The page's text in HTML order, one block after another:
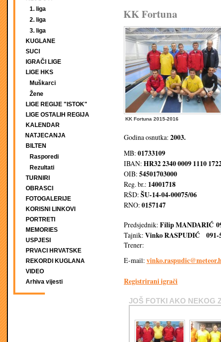
1. liga
2. liga
3. liga
KUGLANE
SUCI
IGRAČI LIGE
LIGE HKS
Muškarci
Žene
LIGE REGIJE "ISTOK"
LIGE OSTALIH REGIJA
KALENDAR
NATJECANJA
BILTEN
Rasporedi
Rezultati
TURNIRI
OBRASCI
FOTOGALERIJE
KORISNI LINKOVI
PORTRETI
MEMORIES
USPJESI
PRVACI HRVATSKE
REKORDI KUGLANA
VIDEO
Arhiva vijesti
KK Fortuna
KK Fortuna 2015-2016
Godina osnutka: 2003.
MB: 01733109
IBAN: HR32 2340 0009 1110
OIB: 54501703000
Reg. br.: 14001718
RŠD: ŠU-14-04-00075/06
RNO: 0157147
Predsjednik: Filip MANDARIĆ
Tajnik: Vinko RASPUDIĆ 091-
Trener:
E-mail:
Registrirani igrači
JOŠ FOTKI AKO NEKOG